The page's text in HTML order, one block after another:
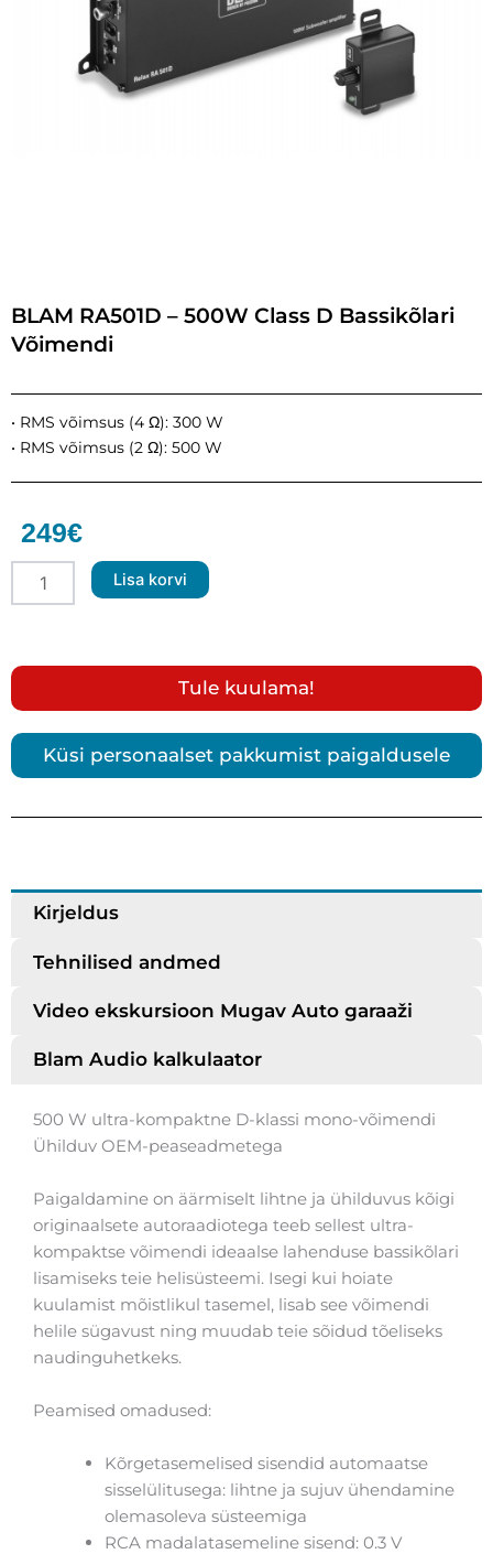
BLAM RA501D – 500W Class D Bassikõlari
Võimendi
• RMS võimsus (4 Ω): 300 W
• RMS võimsus (2 Ω): 500 W
249€
RA501D
D
Bassikõlari
kogus
Lisa korvi
Tule kuulama!
Küsi personaalset pakkumist paigaldusele
Kirjeldus
Tehnilised andmed
Video ekskursioon Mugav Auto garaaži
Blam Audio kalkulaator
500 W ultra-kompaktne D-klassi mono-võimendi
Ühilduv OEM-peaseadmetega
Paigaldamine on äärmiselt lihtne ja ühilduvus kõigi
originaalsete autoraadiotega teeb sellest ultra-
kompaktse võimendi ideaalse lahenduse bassikõlari
lisamiseks teie helisüsteemi. Isegi kui hoiate
kuulamist mõistlikul tasemel, lisab see võimendi
helile sügavust ning muudab teie sõidud tõeliseks
naudinguhetkeks.
Peamised omadused:
Kõrgetasemelised sisendid automaatse
sisselülitusega: lihtne ja sujuv ühendamine
olemasoleva süsteemiga
RCA madalatasemeline sisend: 0.3 V